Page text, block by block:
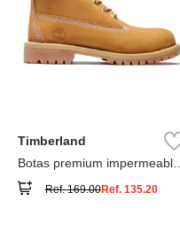
Timberland
Botas premium impermeables
Ref.169.00Ref. 135.20